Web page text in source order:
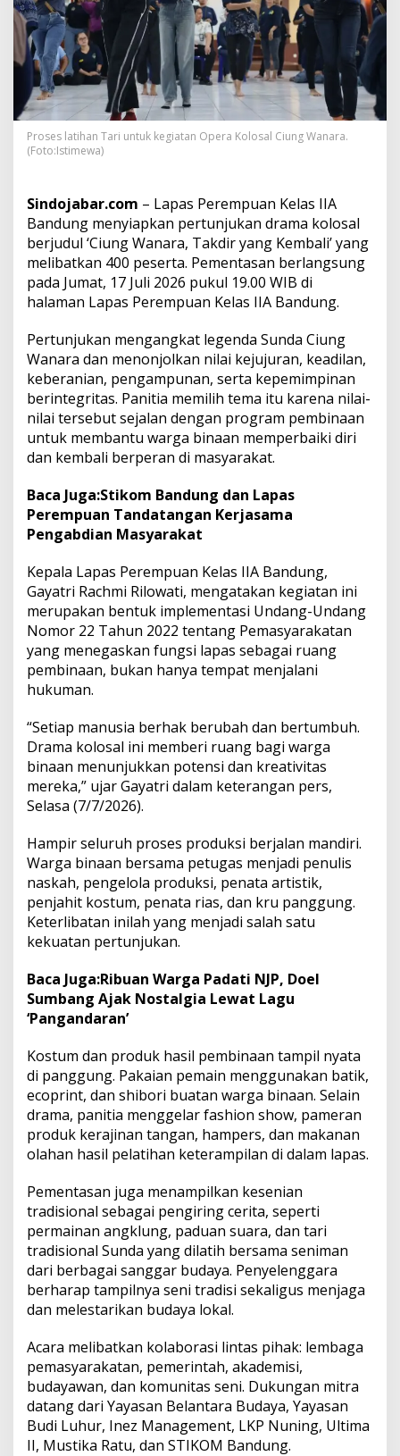
u
n
g
G
e
l
a
r
m
a
K
o
l
o
s
l
‘
C
i
u
n
g
W
a
a
r
’
i
b
a
k
a
n
W
a
r
g
a
B
n
a
a
n
Proses latihan Tari untuk kegiatan Opera Kolosal Ciung Wanara.
(Foto:Istimewa)
Sindojabar.com – Lapas Perempuan Kelas IIA
Bandung menyiapkan pertunjukan drama kolosal
berjudul ‘Ciung Wanara, Takdir yang Kembali’ yang
melibatkan 400 peserta. Pementasan berlangsung
pada Jumat, 17 Juli 2026 pukul 19.00 WIB di
halaman Lapas Perempuan Kelas IIA Bandung.
Pertunjukan mengangkat legenda Sunda Ciung
Wanara dan menonjolkan nilai kejujuran, keadilan,
keberanian, pengampunan, serta kepemimpinan
berintegritas. Panitia memilih tema itu karena nilai-
nilai tersebut sejalan dengan program pembinaan
untuk membantu warga binaan memperbaiki diri
dan kembali berperan di masyarakat.
Baca Juga:Stikom Bandung dan Lapas
Perempuan Tandatangan Kerjasama
Pengabdian Masyarakat
Kepala Lapas Perempuan Kelas IIA Bandung,
Gayatri Rachmi Rilowati, mengatakan kegiatan ini
merupakan bentuk implementasi Undang-Undang
Nomor 22 Tahun 2022 tentang Pemasyarakatan
yang menegaskan fungsi lapas sebagai ruang
pembinaan, bukan hanya tempat menjalani
hukuman.
“Setiap manusia berhak berubah dan bertumbuh.
Drama kolosal ini memberi ruang bagi warga
binaan menunjukkan potensi dan kreativitas
mereka,” ujar Gayatri dalam keterangan pers,
Selasa (7/7/2026).
Hampir seluruh proses produksi berjalan mandiri.
Warga binaan bersama petugas menjadi penulis
naskah, pengelola produksi, penata artistik,
penjahit kostum, penata rias, dan kru panggung.
Keterlibatan inilah yang menjadi salah satu
kekuatan pertunjukan.
Baca Juga:Ribuan Warga Padati NJP, Doel
Sumbang Ajak Nostalgia Lewat Lagu
‘Pangandaran’
Kostum dan produk hasil pembinaan tampil nyata
di panggung. Pakaian pemain menggunakan batik,
ecoprint, dan shibori buatan warga binaan. Selain
drama, panitia menggelar fashion show, pameran
produk kerajinan tangan, hampers, dan makanan
olahan hasil pelatihan keterampilan di dalam lapas.
Pementasan juga menampilkan kesenian
tradisional sebagai pengiring cerita, seperti
permainan angklung, paduan suara, dan tari
tradisional Sunda yang dilatih bersama seniman
dari berbagai sanggar budaya. Penyelenggara
berharap tampilnya seni tradisi sekaligus menjaga
dan melestarikan budaya lokal.
Acara melibatkan kolaborasi lintas pihak: lembaga
pemasyarakatan, pemerintah, akademisi,
budayawan, dan komunitas seni. Dukungan mitra
datang dari Yayasan Belantara Budaya, Yayasan
Budi Luhur, Inez Management, LKP Nuning, Ultima
II, Mustika Ratu, dan STIKOM Bandung.